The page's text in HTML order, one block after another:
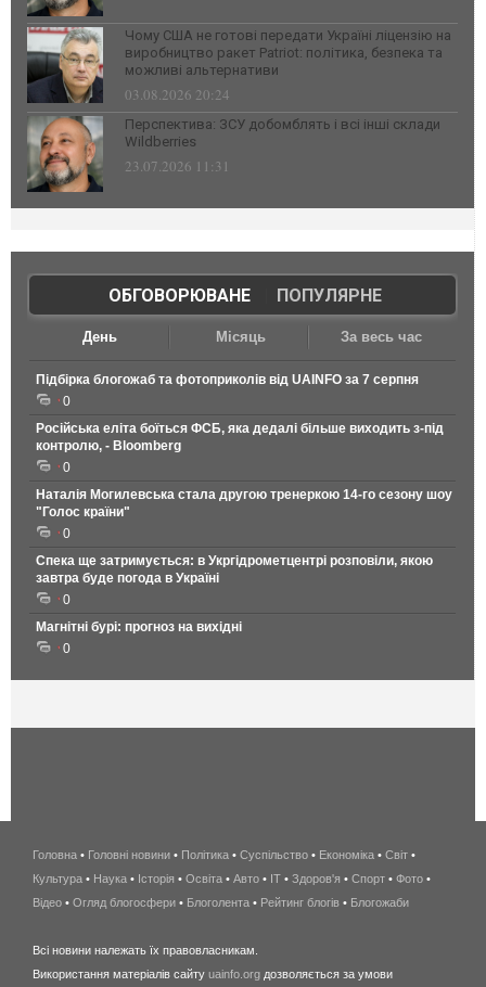
Чому США не готові передати Україні ліцензію на
виробництво ракет Patriot: політика, безпека та
можливі альтернативи
03.08.2026 20:24
Перспектива: ЗСУ добомблять і всі інші склади
Wildberries
23.07.2026 11:31
ОБГОВОРЮВАНЕ| ПОПУЛЯРНЕ
День Місяць За весь час
Підбірка блогожаб та фотоприколів від UAINFO за 7 серпня
0
Російська еліта боїться ФСБ, яка дедалі більше виходить з-під
контролю, - Bloomberg
0
Наталія Могилевська стала другою тренеркою 14-го сезону шоу
"Голос країни"
0
Спека ще затримується: в Укргідрометцентрі розповіли, якою
завтра буде погода в Україні
0
Магнітні бурі: прогноз на вихідні
0
беспроводной
интернет
киев
wimax
Головна • Головні новини • Політика • Суспільство • Економіка • Світ •
Культура • Наука • Історія • Освіта • Авто • IT • Здоров'я • Спорт • Фото •
Відео • Огляд блогосфери • Блоголента • Рейтинг блогів • Блогожаби
Всі новини належать їх правовласникам.
Використання матеріалів сайту uainfo.org дозволяється за умови